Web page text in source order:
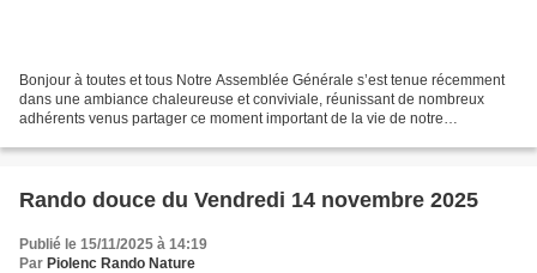
Bonjour à toutes et tous Notre Assemblée Générale s’est tenue récemment
dans une ambiance chaleureuse et conviviale, réunissant de nombreux
adhérents venus partager ce moment important de la vie de notre
Rando douce du Vendredi 14 novembre 2025
Publié le 15/11/2025 à 14:19
Par Piolenc Rando Nature